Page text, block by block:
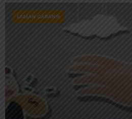
LAMAN CABANG